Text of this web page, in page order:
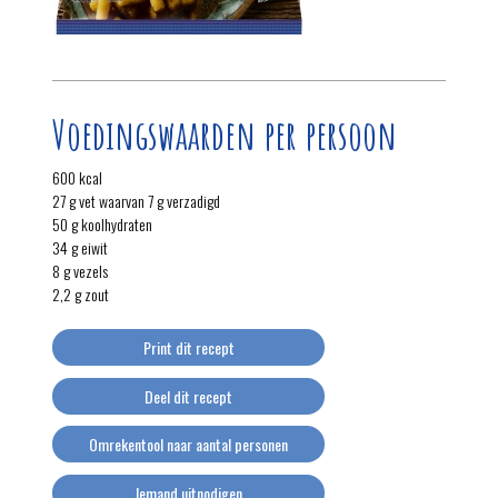
Voedingswaarden per persoon
600 kcal
27 g vet waarvan 7 g verzadigd
50 g koolhydraten
34 g eiwit
8 g vezels
2,2 g zout
Print dit recept
Deel dit recept
Omrekentool naar aantal personen
Iemand uitnodigen